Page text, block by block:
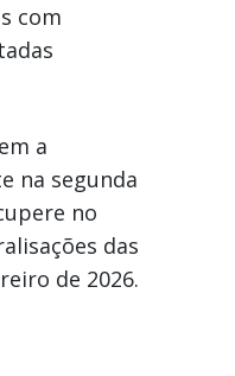
com
a
na segunda
no
das
de 2026.